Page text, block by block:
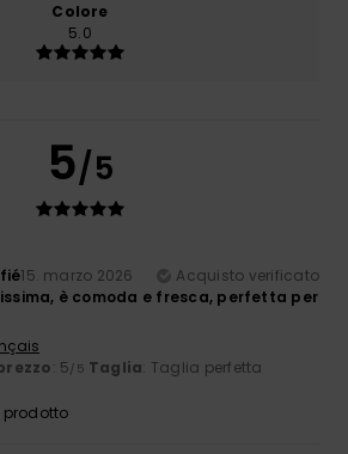
Colore
5.0
5/5
15. marzo 2026
Acquisto verificato
è comoda e fresca, perfetta per
: 5/5 Taglia: Taglia perfetta